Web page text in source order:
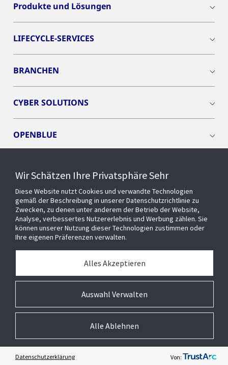
Produkte und Lösungen
LIFECYCLE-SERVICES
BRANCHEN
CYBER SOLUTIONS
OPENBLUE
EVENTS
Über uns
© 2026 Johnson Controls Inc. All rights reserved.
Wir Schätzen Ihre Privatsphäre Sehr
Diese Website nutzt Cookies und verwandte Technologien
gemäß der Beschreibung in unserer Datenschutzrichtlinie zu
Zwecken, zu denen unter anderem der Betrieb der Website,
Analyse, verbessertes Nutzererlebnis und Werbung zählen. Sie
können unserer Nutzung dieser Technologien zustimmen oder
Ihre eigenen Präferenzen verwalten.
Auswahl Verwalten
Alles Akzeptieren
Alle Ablehnen
Datenschutzerklärung Von:
Impressum